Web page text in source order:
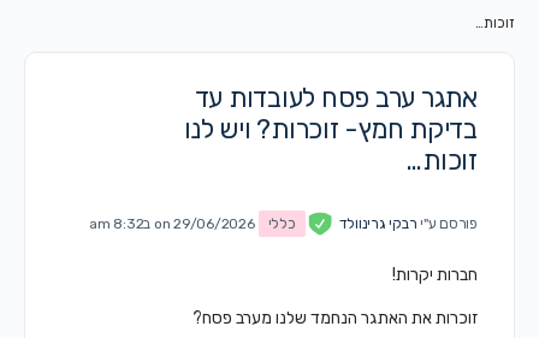
זוכות…
אתגר ערב פסח לעובדות עד
בדיקת חמץ- זוכרות? ויש לנו
זוכות…
פורסם ע"ירבקי גרינוולד כללי on 29/06/2026 ב8:32 am
חברות יקרות!
זוכרות את האתגר הנחמד שלנו מערב פסח?